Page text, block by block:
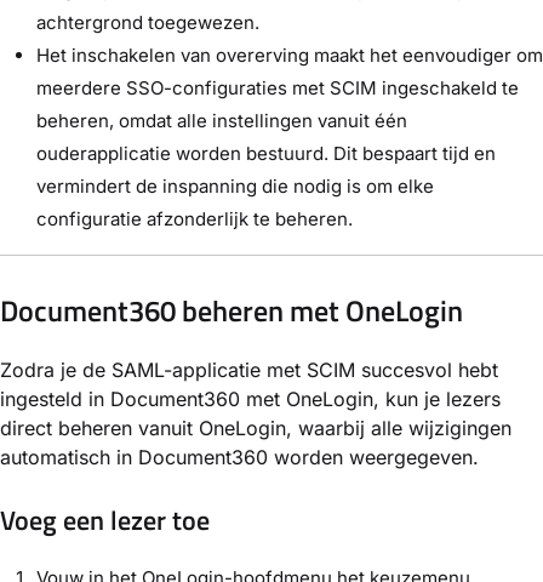
achtergrond toegewezen.
Het inschakelen van overerving maakt het eenvoudiger om
meerdere SSO-configuraties met SCIM ingeschakeld te
beheren, omdat alle instellingen vanuit één
ouderapplicatie worden bestuurd. Dit bespaart tijd en
vermindert de inspanning die nodig is om elke
configuratie afzonderlijk te beheren.
Document360 beheren met OneLogin
Zodra je de SAML-applicatie met SCIM succesvol hebt
ingesteld in Document360 met OneLogin, kun je lezers
direct beheren vanuit OneLogin, waarbij alle wijzigingen
automatisch in Document360 worden weergegeven.
Voeg een lezer toe